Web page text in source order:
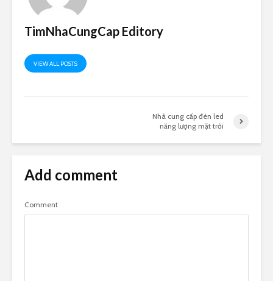
TimNhaCungCap Editory
VIEW ALL POSTS
Nhà cung cấp đèn led
năng lượng mặt trời
Add comment
Comment